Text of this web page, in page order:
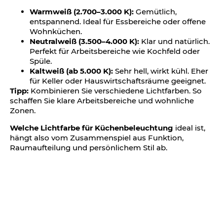
Warmweiß (2.700–3.000 K): Gemütlich,
entspannend. Ideal für Essbereiche oder offene
Wohnküchen.
Neutralweiß (3.500–4.000 K): Klar und natürlich.
Perfekt für Arbeitsbereiche wie Kochfeld oder
Spüle.
Kaltweiß (ab 5.000 K): Sehr hell, wirkt kühl. Eher
für Keller oder Hauswirtschaftsräume geeignet.
Tipp: Kombinieren Sie verschiedene Lichtfarben. So
schaffen Sie klare Arbeitsbereiche und wohnliche
Zonen.
Welche Lichtfarbe für Küchenbeleuchtung ideal ist,
hängt also vom Zusammenspiel aus Funktion,
Raumaufteilung und persönlichem Stil ab.